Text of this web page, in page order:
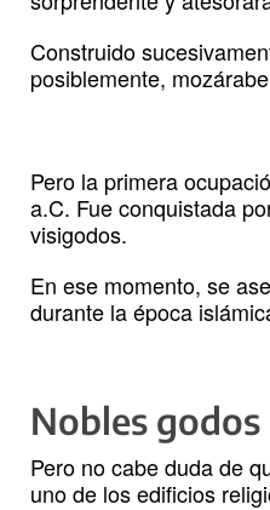
Construido
posiblemente,
Pero la primera
a.C. Fue conquistada
visigodos.
En ese momento, se
durante la época
Nobles godos
Pero no cabe duda de
uno de los edificios